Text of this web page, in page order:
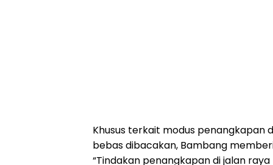
Khusus terkait modus penangkapan
bebas dibacakan, Bambang
“Tindakan penangkapan di jalan